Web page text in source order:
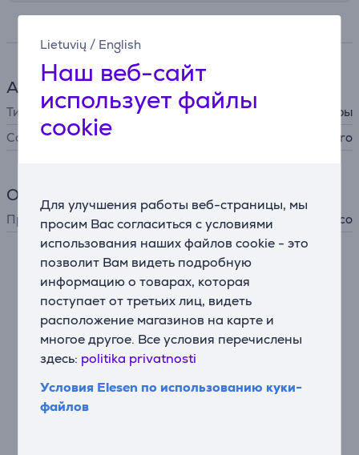
Lietuvių / English
Наш веб-сайт
использует файлы
cookie
Для улучшения работы веб-страницы, мы
просим Вас согласиться с условиями
использования наших файлов cookie - это
позволит Вам видеть подробную
информацию о товарах, которая
поступает от третьих лиц, видеть
расположение магазинов на карте и
многое другое. Все условия перечислены
здесь: politika privatnosti
Условия Elesen по использованию куки-
файлов
Аксессуары для пылесоса
Тип
другие аксессуары
Совместимость
ZACO A10 Pro
Общий параметр
Производитель Zaco
Смотреть дополнительно